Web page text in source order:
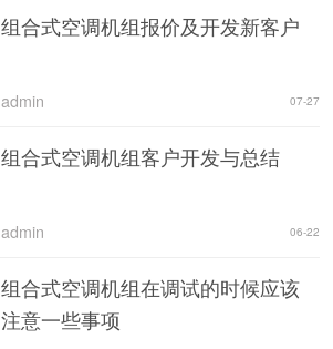
组合式空调机组报价及开发新客户
admin 07-27
组合式空调机组客户开发与总结
admin 06-22
组合式空调机组在调试的时候应该
注意一些事项